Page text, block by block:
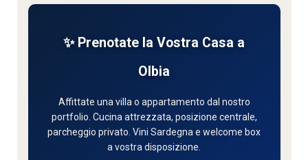
✨ Prenotate la Vostra Casa a
Olbia
Affittate una villa o appartamento dal nostro
portfolio. Cucina attrezzata, posizione centrale,
parcheggio privato. Vini Sardegna e welcome box
a vostra disposizione.